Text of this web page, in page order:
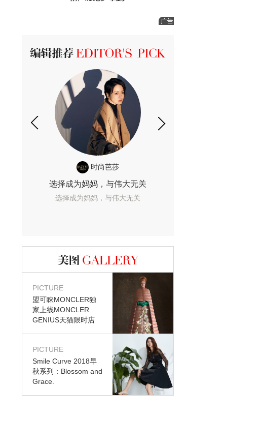
时尚芭莎
选择成为妈妈，与伟大无关
选择成为妈妈，与伟大无关
图库
PICTURE
盟可睐MONCLER独
家上线MONCLER
GENIUS天猫限时店
PICTURE
Smile Curve 2018早
秋系列：Blossom and
Grace.